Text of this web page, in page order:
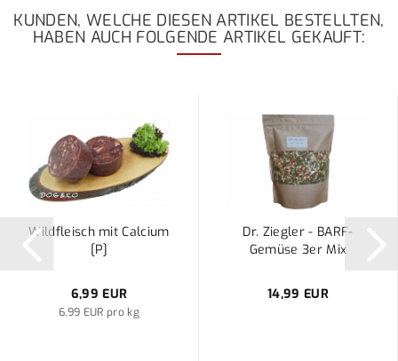
KUNDEN, WELCHE DIESEN ARTIKEL BESTELLTEN,
HABEN AUCH FOLGENDE ARTIKEL GEKAUFT:
Wildfleisch mit Calcium
[P]
6,99 EUR
6,99 EUR pro kg
Dr. Ziegler - BARF-
Gemüse 3er Mix
14,99 EUR